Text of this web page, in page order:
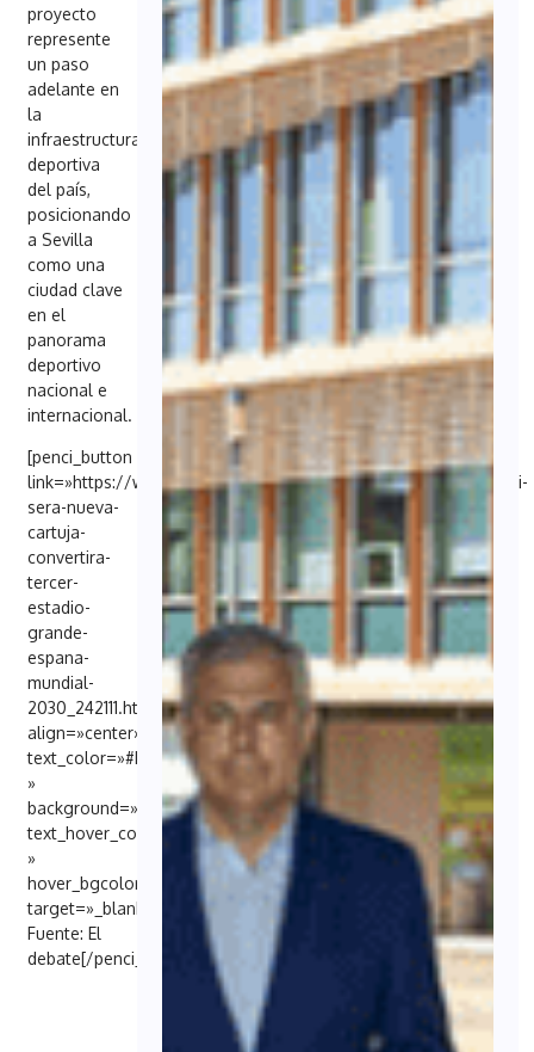
proyecto
represente
un paso
adelante en
la
infraestructura
deportiva
del país,
posicionando
a Sevilla
como una
ciudad clave
en el
panorama
deportivo
nacional e
internacional.
[penci_button
link=»https://www.eldebate.com/deportes/futbol/20241105/asi-
sera-nueva-
cartuja-
convertira-
tercer-
estadio-
grande-
espana-
mundial-
2030_242111.html»
align=»center»
text_color=»#FFFFFF
»
background=»#6EB48C»
text_hover_color=»#FFFFFF
»
hover_bgcolor=»#000098″
target=»_blank»]
Fuente: El
debate[/penci_button]